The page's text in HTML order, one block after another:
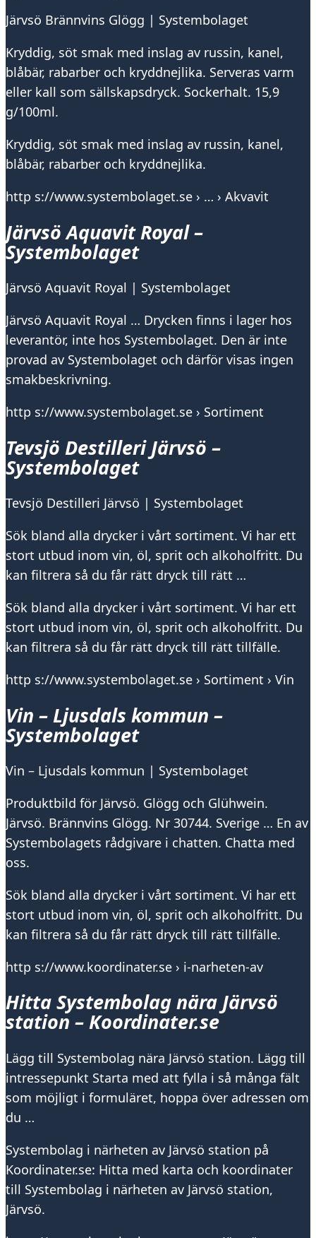
Järvsö Brännvins Glögg | Systembolaget
Kryddig, söt smak med inslag av russin, kanel,
blåbär, rabarber och kryddnejlika. Serveras varm
eller kall som sällskapsdryck. Sockerhalt. 15,9
g/100ml.
Kryddig, söt smak med inslag av russin, kanel,
blåbär, rabarber och kryddnejlika.
http s://www.systembolaget.se › … › Akvavit
Järvsö Aquavit Royal –
Systembolaget
Järvsö Aquavit Royal | Systembolaget
Järvsö Aquavit Royal … Drycken finns i lager hos
leverantör, inte hos Systembolaget. Den är inte
provad av Systembolaget och därför visas ingen
smakbeskrivning.
http s://www.systembolaget.se › Sortiment
Tevsjö Destilleri Järvsö –
Systembolaget
Tevsjö Destilleri Järvsö | Systembolaget
Sök bland alla drycker i vårt sortiment. Vi har ett
stort utbud inom vin, öl, sprit och alkoholfritt. Du
kan filtrera så du får rätt dryck till rätt …
Sök bland alla drycker i vårt sortiment. Vi har ett
stort utbud inom vin, öl, sprit och alkoholfritt. Du
kan filtrera så du får rätt dryck till rätt tillfälle.
http s://www.systembolaget.se › Sortiment › Vin
Vin – Ljusdals kommun –
Systembolaget
Vin – Ljusdals kommun | Systembolaget
Produktbild för Järvsö. Glögg och Glühwein.
Järvsö. Brännvins Glögg. Nr 30744. Sverige … En av
Systembolagets rådgivare i chatten. Chatta med
oss.
Sök bland alla drycker i vårt sortiment. Vi har ett
stort utbud inom vin, öl, sprit och alkoholfritt. Du
kan filtrera så du får rätt dryck till rätt tillfälle.
http s://www.koordinater.se › i-narheten-av
Hitta Systembolag nära Järvsö
station – Koordinater.se
Lägg till Systembolag nära Järvsö station. Lägg till
intressepunkt Starta med att fylla i så många fält
som möjligt i formuläret, hoppa över adressen om
du …
Systembolag i närheten av Järvsö station på
Koordinater.se: Hitta med karta och koordinater
till Systembolag i närheten av Järvsö station,
Järvsö.